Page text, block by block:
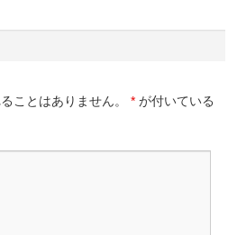
ことはありません。 * が付いている